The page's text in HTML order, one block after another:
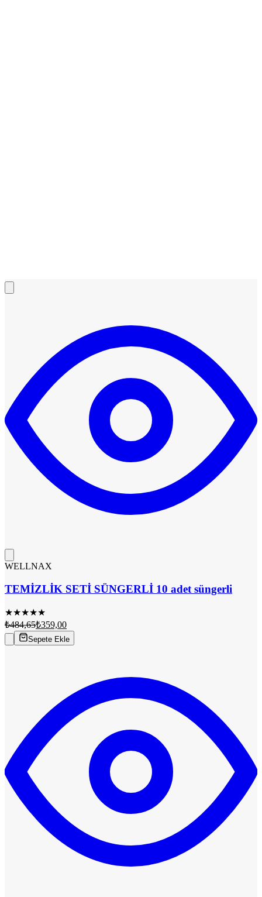
WELLNAX
TEMİZLİK SETİ SÜNGERLİ 10 adet süngerli
★★★★★
₺484,65₺359,00
Sepete Ekle